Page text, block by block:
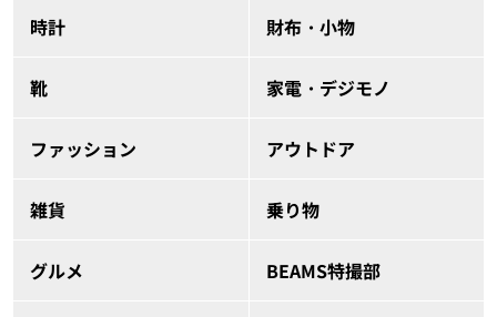
時計 財布・小物
靴 家電・デジモノ
ファッション アウトドア
雑貨 乗り物
グルメ BEAMS特撮部